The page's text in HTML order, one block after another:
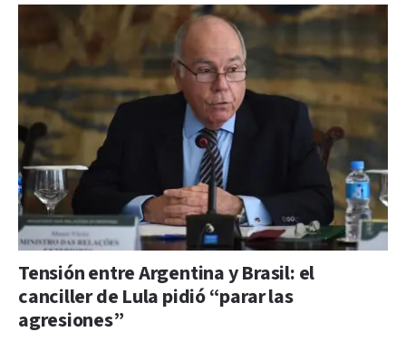
Tensión entre Argentina y Brasil: el
canciller de Lula pidió “parar las
agresiones”